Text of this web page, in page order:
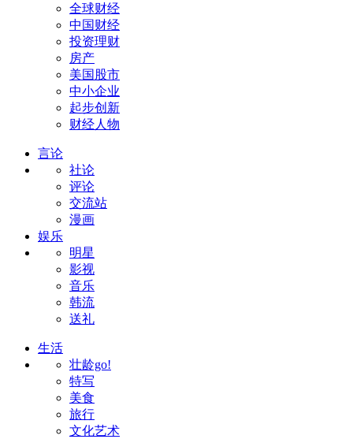
全球财经
中国财经
投资理财
房产
美国股市
中小企业
起步创新
财经人物
言论
社论
评论
交流站
漫画
娱乐
明星
影视
音乐
韩流
送礼
生活
壮龄go!
特写
美食
旅行
文化艺术